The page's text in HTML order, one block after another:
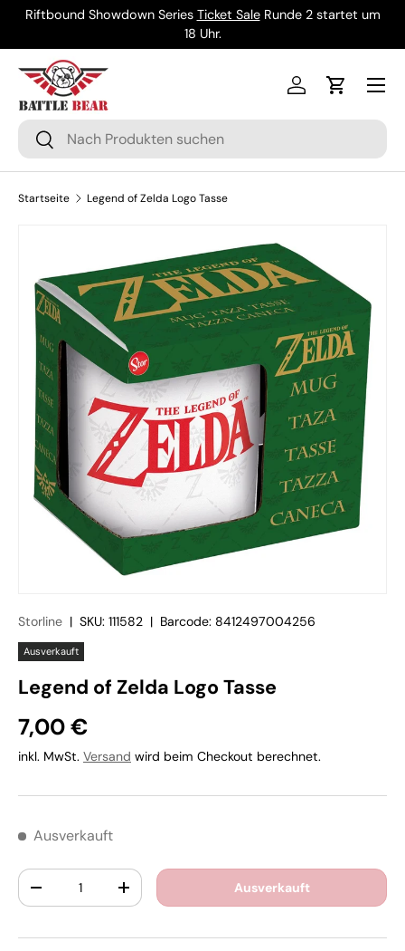
Riftbound Showdown Series Ticket SaleRunde 2 startet um
18 Uhr.
Suchen
Suchen
Einloggen
Menü
Startseite Legend of Zelda Logo Tasse
Storline | SKU: 111582 | Barcode: 8412497004256
Ausverkauft
Legend of Zelda Logo Tasse
7,00 €
inkl. MwSt. Versand wird beim Checkout berechnet.
Ausverkauft
Anzahl
-
+ Ausverkauft